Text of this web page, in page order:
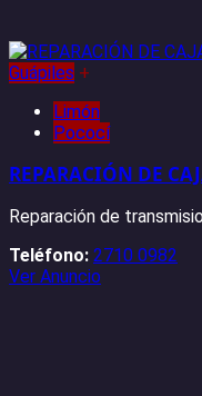
Guápiles +
Limón
Pococí
REPARACIÓN DE
Reparación de
Teléfono: 2710 0982
Ver Anuncio